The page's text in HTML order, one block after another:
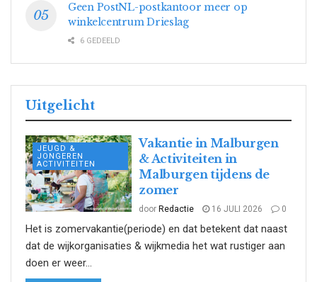
Geen PostNL-postkantoor meer op
winkelcentrum Drieslag
6 GEDEELD
Uitgelicht
JEUGD &
JONGEREN
ACTIVITEITEN
Vakantie in Malburgen
& Activiteiten in
Malburgen tijdens de
zomer
door Redactie 16 JULI 2026 0
Het is zomervakantie(periode) en dat betekent dat naast
dat de wijkorganisaties & wijkmedia het wat rustiger aan
doen er weer...